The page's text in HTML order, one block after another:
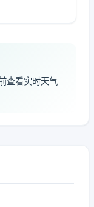
查看实时天气